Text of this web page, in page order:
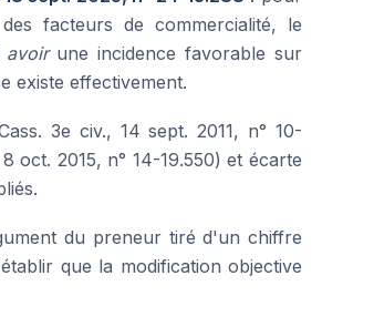
facteurs de commercialité, le
avoirune incidence favorable sur
existe effectivement.
3e civ., 14 sept. 2011, n° 10-
oct. 2015, n° 14-19.550) et écarte
du preneur tiré d'un chiffre
que la modification objective